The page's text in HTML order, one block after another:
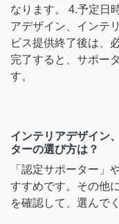
なります。 4.予定日
アデザイン、インテ
ビス提供終了後は、
完了すると、サポー
す。
インテリアデザイン
ターの選び方は？
「認定サポーター」
すすめです。その他
を確認して、選んで